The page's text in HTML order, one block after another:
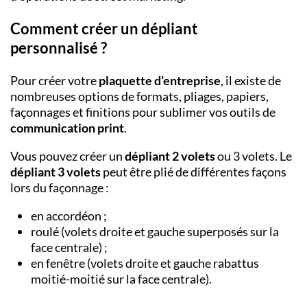
Comment créer un dépliant
personnalisé ?
Pour créer votreplaquette d’entreprise, il existe de
nombreuses options de formats, pliages, papiers,
façonnages et finitions pour sublimer vos outils de
communication print.
Vous pouvez créer undépliant 2 voletsou 3 volets. Le
dépliant 3 voletspeut être plié de différentes façons
lors du façonnage :
en accordéon ;
roulé (volets droite et gauche superposés sur la
face centrale) ;
en fenêtre (volets droite et gauche rabattus
moitié-moitié sur la face centrale).